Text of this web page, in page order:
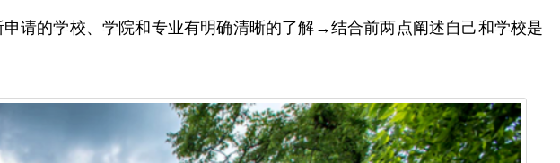
请的学校、学院和专业有明确清晰的了解→结合前两点阐述自己和学校是